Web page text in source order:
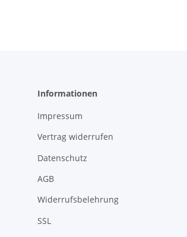
Informationen
Impressum
Vertrag widerrufen
Datenschutz
AGB
Widerrufsbelehrung
SSL